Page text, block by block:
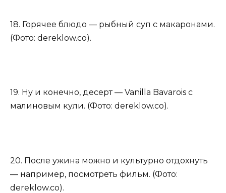
18. Горячее блюдо — рыбный суп с макаронами.
(Фото: dereklow.co).
19. Ну и конечно, десерт — Vanilla Bavarois с
малиновым кули. (Фото: dereklow.co).
20. После ужина можно и культурно отдохнуть
— например, посмотреть фильм. (Фото:
dereklow.co).